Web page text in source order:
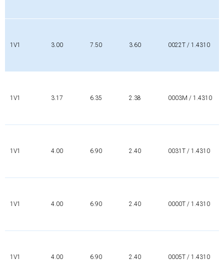
1V1 3.00 7.50 3.60 0022T / 1.4310
1V1 3.17 6.35 2.38 0003M / 1.4310
1V1 4.00 6.90 2.40 0031T / 1.4310
1V1 4.00 6.90 2.40 0000T / 1.4310
1V1 4.00 6.90 2.40 0005T / 1.4310